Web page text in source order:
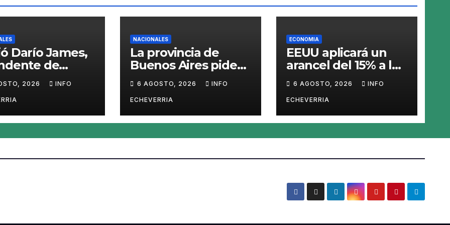
Darío James,
de
2026 INFO
NACIONALES
La provincia de
Buenos Aires pide
sacar del mercado
el «Squeezy
Dumpling», un
juguete «tóxico»
6 AGOSTO, 2026 INFO
ECHEVERRIA
ECONOMIA
EEUU aplicará un
arancel del 15% a los
productos con
polisilicio para
frenar el avance de
China
6 AGOSTO, 2026 INFO
ECHEVERRIA